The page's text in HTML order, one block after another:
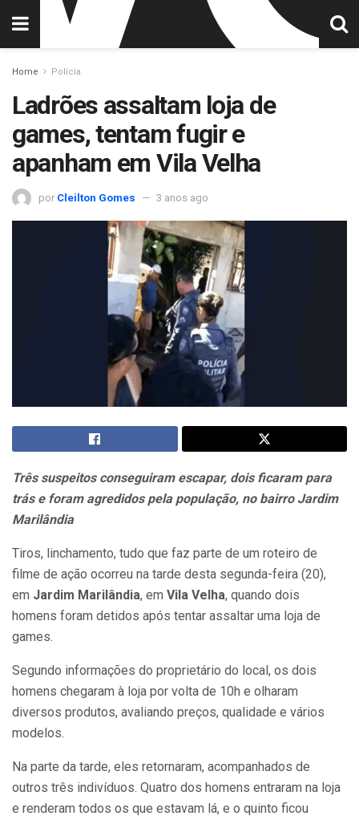
Home Polícia
Ladrões assaltam loja de
games, tentam fugir e
apanham em Vila Velha
por Cleilton Gomes 3 anos ago
Três suspeitos conseguiram escapar, dois ficaram para
trás e foram agredidos pela população, no bairro Jardim
Marilândia
Tiros, linchamento, tudo que faz parte de um roteiro de
filme de ação ocorreu na tarde desta segunda-feira (20),
em Jardim Marilândia, em Vila Velha, quando dois
homens foram detidos após tentar assaltar uma loja de
games.
Segundo informações do proprietário do local, os dois
homens chegaram à loja por volta de 10h e olharam
diversos produtos, avaliando preços, qualidade e vários
modelos.
Na parte da tarde, eles retornaram, acompanhados de
outros três indivíduos. Quatro dos homens entraram na loja
e renderam todos os que estavam lá, e o quinto ficou